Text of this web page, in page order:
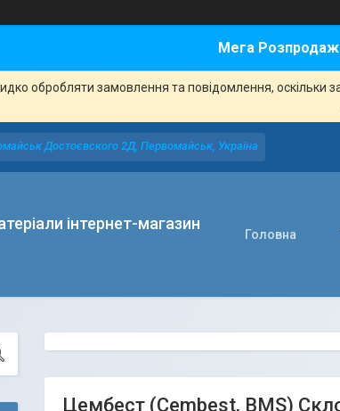
Мега Розпродаж
обробляти замовлення та повідомлення, оскільки
Достоєвского 2Д, Первомайськ, Україна
інтернет-магазин
Головна
Цембест (Cembest, BMS)